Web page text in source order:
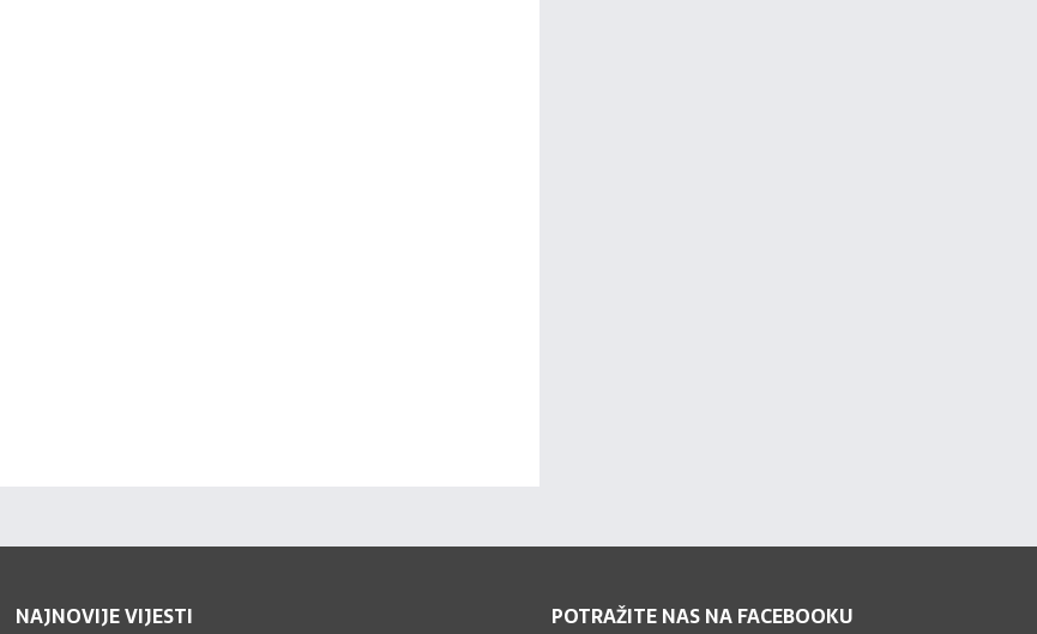
NAJNOVIJE VIJESTI POTRAŽITE NAS NA FACEBOOKU